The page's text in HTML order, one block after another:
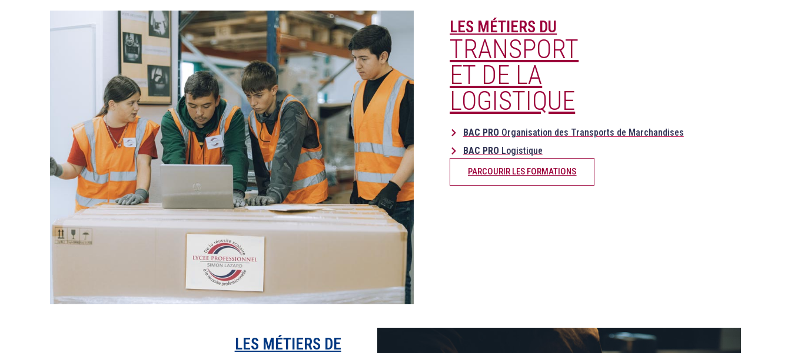
LES MÉTIERS DU
TRANSPORT
ET DE LA
LOGISTIQUE
BAC PROOrganisation des Transports de Marchandises
BAC PROLogistique
PARCOURIR LES FORMATIONS
LES MÉTIERS DE